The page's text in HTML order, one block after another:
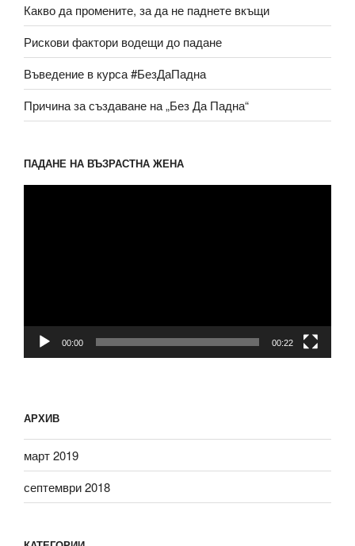
Какво да промените, за да не паднете вкъщи
Рискови фактори водещи до падане
Въведение в курса #БезДаПадна
Причина за създаване на „Без Да Падна“
ПАДАНЕ НА ВЪЗРАСТНА ЖЕНА
00:00 00:22
АРХИВ
март 2019
септември 2018